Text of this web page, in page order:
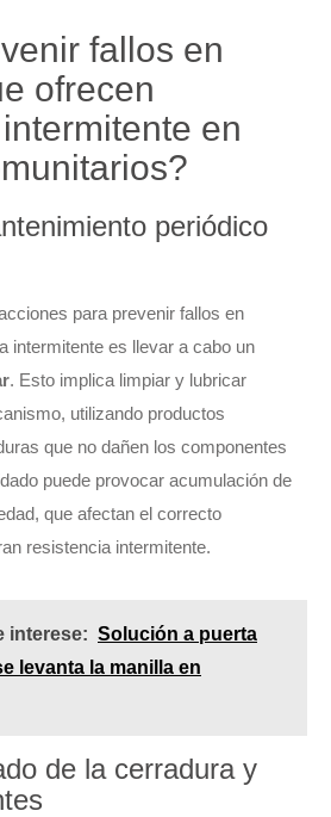
fallos en
ofrecen
en
periódico
para prevenir fallos en
intermitente es llevar a cabo un
. Esto implica limpiar y lubricar
utilizando productos
que no dañen los componentes
puede provocar acumulación de
que afectan el correcto
resistencia intermitente.
interese: Solución a puerta
levanta la manilla en
de la cerradura y